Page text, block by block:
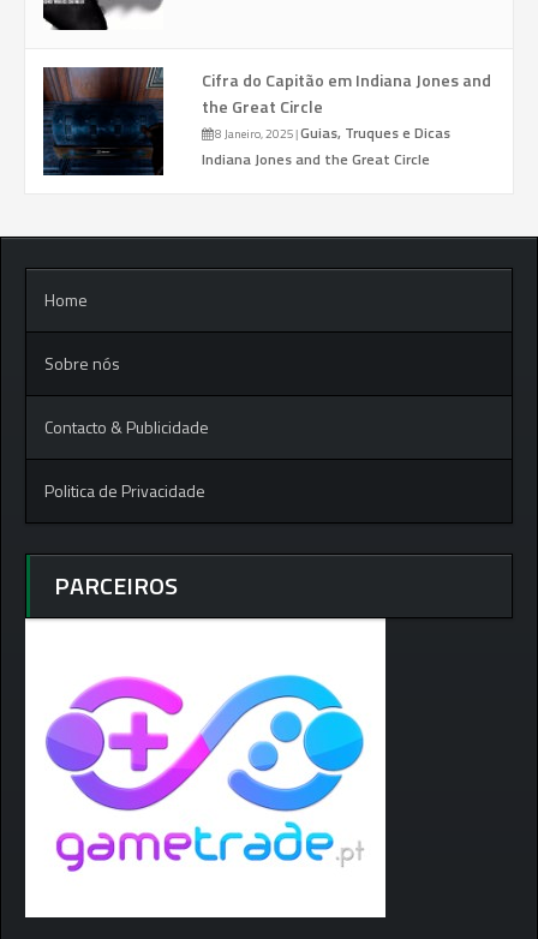
Cifra do Capitão em Indiana Jones and
the Great Circle
8 Janeiro, 2025|Guias, Truques e Dicas
Indiana Jones and the Great Circle
Home
Sobre nós
Contacto & Publicidade
Politica de Privacidade
PARCEIROS